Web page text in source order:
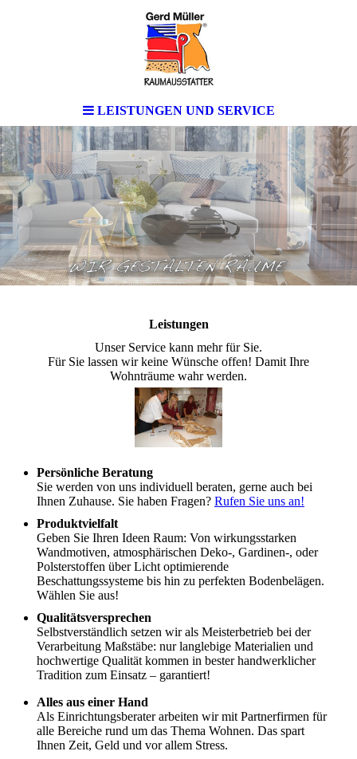
LEISTUNGEN UND SERVICE
Leistungen
Unser Service kann mehr für Sie.
Für Sie lassen wir keine Wünsche offen! Damit Ihre
Wohnträume wahr werden.
Persönliche Beratung
Sie werden von uns individuell beraten, gerne auch bei
Ihnen Zuhause. Sie haben Fragen? Rufen Sie uns an!
Produktvielfalt
Geben Sie Ihren Ideen Raum: Von wirkungsstarken
Wandmotiven, atmosphärischen Deko-, Gardinen-, oder
Polsterstoffen über Licht optimierende
Beschattungssysteme bis hin zu perfekten Bodenbelägen.
Wählen Sie aus!
Qualitätsversprechen
Selbstverständlich setzen wir als Meisterbetrieb bei der
Verarbeitung Maßstäbe: nur langlebige Materialien und
hochwertige Qualität kommen in bester handwerklicher
Tradition zum Einsatz – garantiert!
Alles aus einer Hand
Als Einrichtungsberater arbeiten wir mit Partnerfirmen für
alle Bereiche rund um das Thema Wohnen. Das spart
Ihnen Zeit, Geld und vor allem Stress.